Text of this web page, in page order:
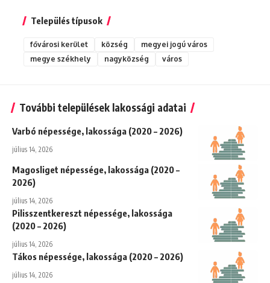
Település típusok
fővárosi kerület község
megyei jogú város
megye székhely
nagyközség város
További települések lakossági adatai
Varbó népessége, lakossága (2020 – 2026)
július 14, 2026
Magosliget népessége, lakossága (2020 –
2026)
július 14, 2026
Pilisszentkereszt népessége, lakossága
(2020 – 2026)
július 14, 2026
Tákos népessége, lakossága (2020 – 2026)
július 14, 2026